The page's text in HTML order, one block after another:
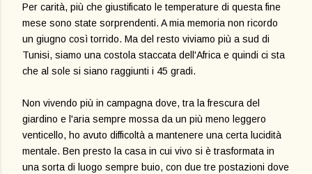
Per carità, più che giustificato le temperature di questa fine
mese sono state sorprendenti. A mia memoria non ricordo
un giugno così torrido. Ma del resto viviamo più a sud di
Tunisi, siamo una costola staccata dell'Africa e quindi ci sta
che al sole si siano raggiunti i 45 gradi.
Non vivendo più in campagna dove, tra la frescura del
giardino e l'aria sempre mossa da un più meno leggero
venticello, ho avuto difficoltà a mantenere una certa lucidità
mentale. Ben presto la casa in cui vivo si è trasformata in
una sorta di luogo sempre buio, con due tre postazioni dove